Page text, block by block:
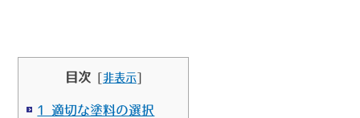
目次 非表示]
1 適切な塗料の選択